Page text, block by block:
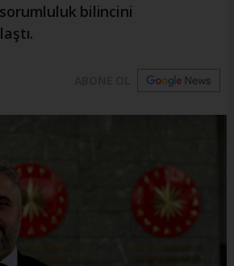
bilincini